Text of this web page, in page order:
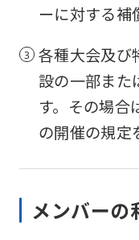
ーに対する補
各種大会及び
設の一部また
す。その場合
の開催の規定
メンバーの